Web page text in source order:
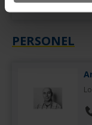
PERSONEL